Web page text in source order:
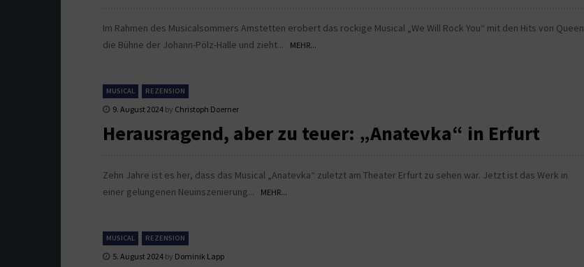
Im Rahmen des Musicalsommers Amstetten erobert das rockige Musical „We Will Rock You“ mit den Hits von Queen
die Bühne der Johann-Pölz-Halle und zieht...
MEHR...
MUSICAL REZENSION
9. August 2024 by Christoph Doerner
Herausragend, aber zu teuer: „Anatevka“ in Erfurt
Zehn Jahre ist es her, dass das Musical „Anatevka“ zuletzt am Theater Erfurt zu sehen war. Jetzt ist das Werk in
einer gelungenen Neuinszenierung...
MEHR...
MUSICAL REZENSION
5. August 2024 by Dominik Lapp